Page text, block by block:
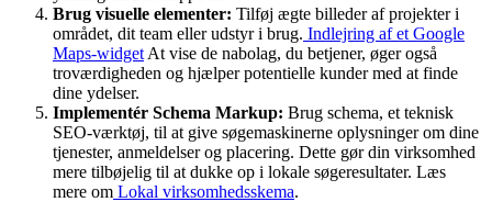
Brug visuelle elementer: Tilføj ægte billeder af projekter i
området, dit team eller udstyr i brug. Indlejring af et Google
Maps-widget At vise de nabolag, du betjener, øger også
troværdigheden og hjælper potentielle kunder med at finde
dine ydelser.
Implementér Schema Markup: Brug schema, et teknisk
SEO-værktøj, til at give søgemaskinerne oplysninger om dine
tjenester, anmeldelser og placering. Dette gør din virksomhed
mere tilbøjelig til at dukke op i lokale søgeresultater. Læs
mere om Lokal virksomhedsskema.